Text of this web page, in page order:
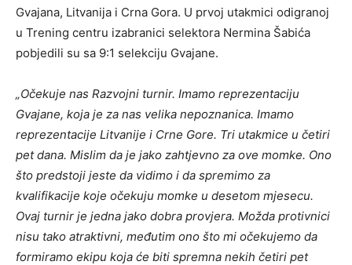
Gvajana, Litvanija i Crna Gora. U prvoj utakmici odigranoj
u Trening centru izabranici selektora Nermina Šabića
pobjedili su sa 9:1 selekciju Gvajane.
„Očekuje nas Razvojni turnir. Imamo reprezentaciju
Gvajane, koja je za nas velika nepoznanica. Imamo
reprezentacije Litvanije i Crne Gore. Tri utakmice u četiri
pet dana. Mislim da je jako zahtjevno za ove momke. Ono
što predstoji jeste da vidimo i da spremimo za
kvalifikacije koje očekuju momke u desetom mjesecu.
Ovaj turnir je jedna jako dobra provjera. Možda protivnici
nisu tako atraktivni, međutim ono što mi očekujemo da
formiramo ekipu koja će biti spremna nekih četiri pet